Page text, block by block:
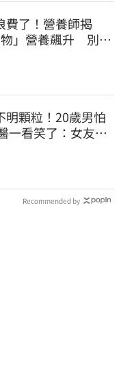
費了！營養師揭
物」營養飆升 別再
明顆粒！20歲男怕
一看笑了：女友常
Recommended by